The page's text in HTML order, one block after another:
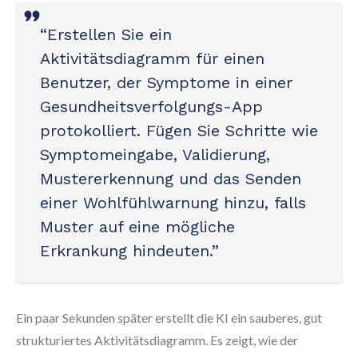
“Erstellen Sie ein
Aktivitätsdiagramm für einen
Benutzer, der Symptome in einer
Gesundheitsverfolgungs-App
protokolliert. Fügen Sie Schritte wie
Symptomeingabe, Validierung,
Mustererkennung und das Senden
einer Wohlfühlwarnung hinzu, falls
Muster auf eine mögliche
Erkrankung hindeuten.”
Ein paar Sekunden später erstellt die KI ein sauberes, gut
strukturiertes Aktivitätsdiagramm. Es zeigt, wie der